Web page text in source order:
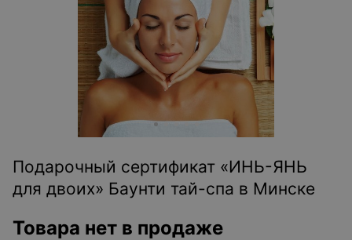
Подарочный сертификат «ИНЬ-ЯНЬ
для двоих» Баунти тай-спа в Минске
Товара нет в продаже